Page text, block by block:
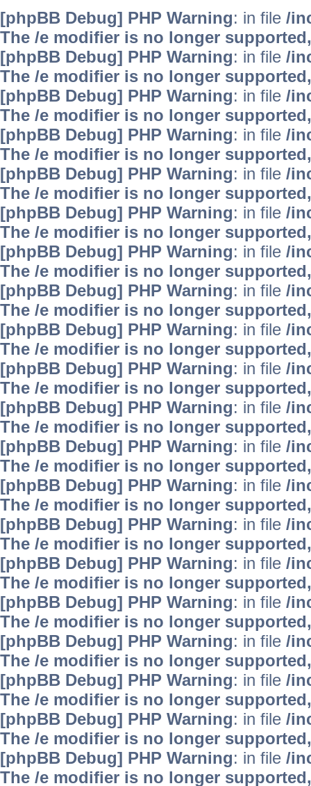
[phpBB Debug] PHP Warning: in file /
The /e modifier is no longer
[phpBB Debug] PHP Warning: in file /
The /e modifier is no longer
[phpBB Debug] PHP Warning: in file /
The /e modifier is no longer
[phpBB Debug] PHP Warning: in file /
The /e modifier is no longer
[phpBB Debug] PHP Warning: in file /
The /e modifier is no longer
[phpBB Debug] PHP Warning: in file /
The /e modifier is no longer
[phpBB Debug] PHP Warning: in file /
The /e modifier is no longer
[phpBB Debug] PHP Warning: in file /
The /e modifier is no longer
[phpBB Debug] PHP Warning: in file /
The /e modifier is no longer
[phpBB Debug] PHP Warning: in file /
The /e modifier is no longer
[phpBB Debug] PHP Warning: in file /
The /e modifier is no longer
[phpBB Debug] PHP Warning: in file /
The /e modifier is no longer
[phpBB Debug] PHP Warning: in file /
The /e modifier is no longer
[phpBB Debug] PHP Warning: in file /
The /e modifier is no longer
[phpBB Debug] PHP Warning: in file /
The /e modifier is no longer
[phpBB Debug] PHP Warning: in file /
The /e modifier is no longer
[phpBB Debug] PHP Warning: in file /
The /e modifier is no longer
[phpBB Debug] PHP Warning: in file /
The /e modifier is no longer
[phpBB Debug] PHP Warning: in file /
The /e modifier is no longer
[phpBB Debug] PHP Warning: in file /
The /e modifier is no longer